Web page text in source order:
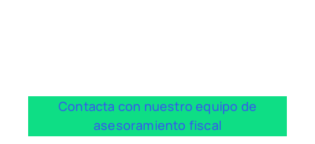
Contacta con nuestro equipo de
asesoramiento fiscal